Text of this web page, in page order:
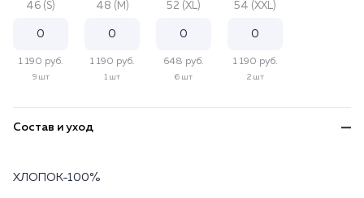
46 (S)
1 190 руб.
9 шт
48 (M)
1 190 руб.
1 шт
52 (XL)
648 руб.
6 шт
54 (XXL)
1 190 руб.
2 шт
Состав и уход
ХЛОПОК-100%